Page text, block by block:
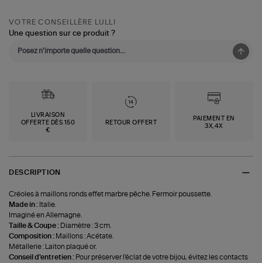
VOTRE CONSEILLÈRE LULLI
Une question sur ce produit ?
LIVRAISON
OFFERTE DÈS 150
€
RETOUR OFFERT
PAIEMENT EN
3X,4X
DESCRIPTION
Créoles à maillons ronds effet marbre pêche. Fermoir poussette.
Made in : Italie.
Imaginé en Allemagne.
Taille & Coupe : Diamètre : 3 cm.
Composition : Maillons : Acétate.
Métallerie : Laiton plaqué or.
Conseil d'entretien : Pour préserver l'éclat de votre bijou, évitez les contacts